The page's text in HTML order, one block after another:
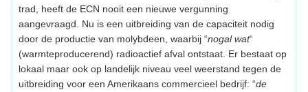
trad, heeft de ECN nooit een nieuwe vergunning
aangevraagd. Nu is een uitbreiding van de capaciteit nodig
door de productie van molybdeen, waarbij “nogal wat“
(warmteproducerend) radioactief afval ontstaat. Er bestaat op
lokaal maar ook op landelijk niveau veel weerstand tegen de
uitbreiding voor een Amerikaans commercieel bedrijf: “de